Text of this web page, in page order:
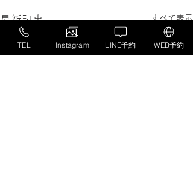
最新記事 すべて表示
TEL Instagram LINE予約 WEB予約